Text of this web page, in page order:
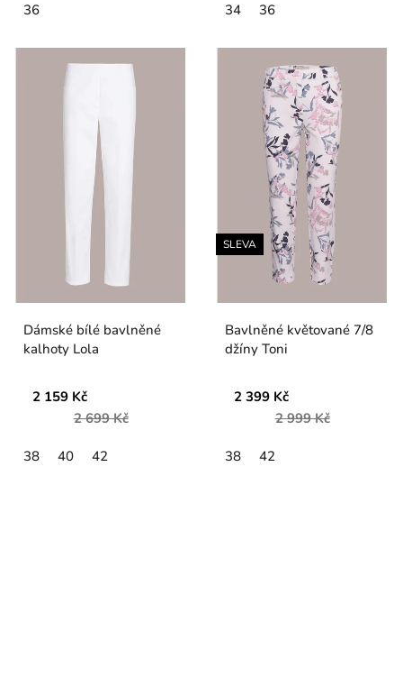
36 34 36
Dámské bílé bavlněné
kalhoty Lola
2 159 Kč
2 699 Kč
38 40 42
SLEVA
Bavlněné květované 7/8
džíny Toni
2 399 Kč
2 999 Kč
38 42